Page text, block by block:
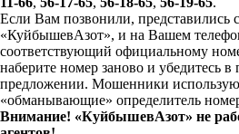
Если Вам позвонили, представились
«КуйбышевАзот», и на Вашем
соответствующий официальному
наберите номер заново и убедитесь
предложении. Мошенники
«обманывающие» определитель
Внимание! «КуйбышевАзот» не